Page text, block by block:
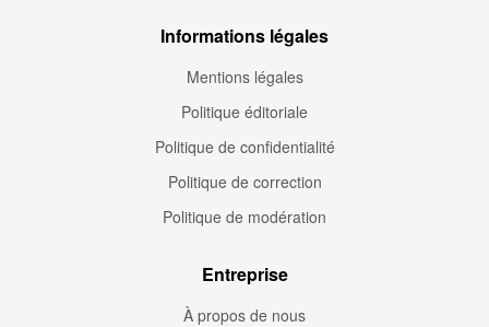
Informations légales
Mentions légales
Politique éditoriale
Politique de confidentialité
Politique de correction
Politique de modération
Entreprise
À propos de nous